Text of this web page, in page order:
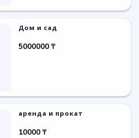
Дом и сад
5000000 ₸
аренда и прокат
10000 ₸